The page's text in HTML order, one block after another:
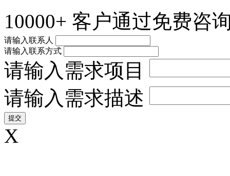
10000+ 客户通过免费咨
请输入联系人
请输入联系方式
请输入需求项目
请输入需求描述
X